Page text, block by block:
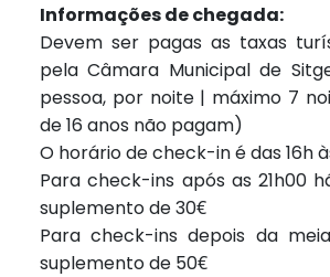
Informações de chegada:
Devem ser pagas as taxas
pela Câmara Municipal de
pessoa, por noite | máximo 7
de 16 anos não pagam)
O horário de check-in é das 16h
Para check-ins após as 21h00
suplemento de 30€
Para check-ins depois da
suplemento de 50€